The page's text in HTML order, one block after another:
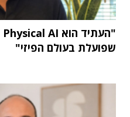
שפועלת בעולם הפיזי"